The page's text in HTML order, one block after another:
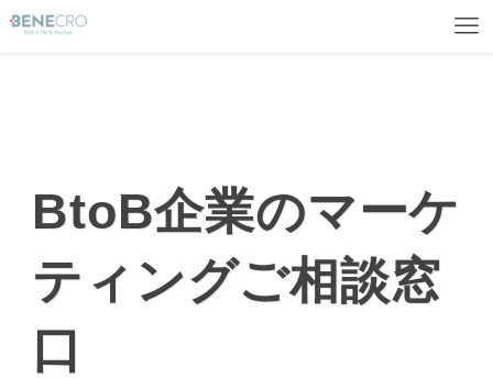
BtoB企業のマーケ
ティングご相談窓
口